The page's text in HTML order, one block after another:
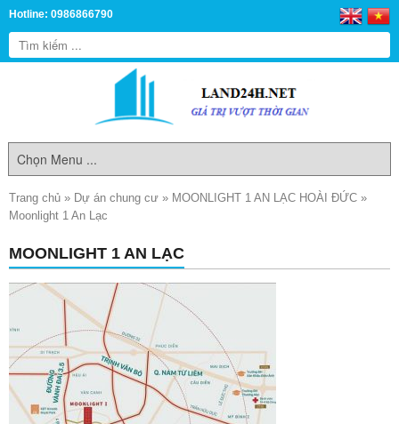
Hotline: 0986866790
Trang chủ » Dự án chung cư » MOONLIGHT 1 AN LẠC HOÀI ĐỨC »
Moonlight 1 An Lạc
MOONLIGHT 1 AN LẠC